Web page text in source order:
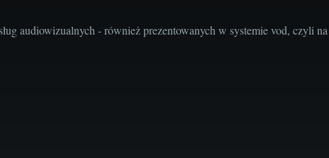
audiowizualnych - również prezentowanych w systemie vod, czyli na